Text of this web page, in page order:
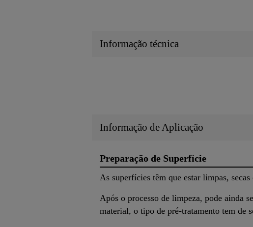
Informação técnica
Informação de Aplicação
Preparação de Superfície
As superfícies têm que estar limpas,
Após o processo de limpeza, pode ainda
material, o tipo de pré-tratamento tem de